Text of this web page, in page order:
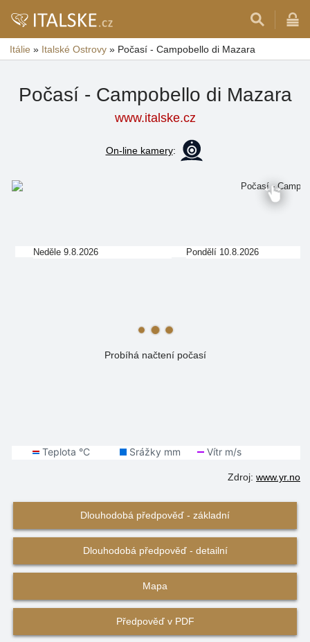
Itálie » Italské Ostrovy » Počasí - Campobello di Mazara
Počasí - Campobello di Mazara
www.italske.cz
On-line kamery:
Probíhá načtení počasí
Neděle 9.8.2026 Pondělí 10.8.2026
Zdroj: www.yr.no
Dlouhodobá předpověď - základní
Dlouhodobá předpověď - detailní
Mapa
Předpověď v PDF